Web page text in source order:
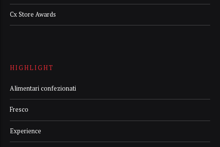
Cx Store Awards
HIGHLIGHT
Alimentari confezionati
Fresco
Experience